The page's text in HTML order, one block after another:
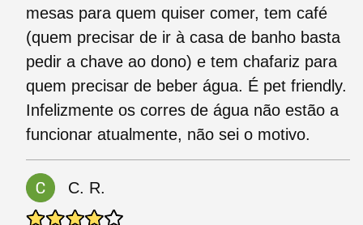
mesas para quem quiser comer, tem café
(quem precisar de ir à casa de banho basta
pedir a chave ao dono) e tem chafariz para
quem precisar de beber água. É pet friendly.
Infelizmente os corres de água não estão a
funcionar atualmente, não sei o motivo.
C. R.